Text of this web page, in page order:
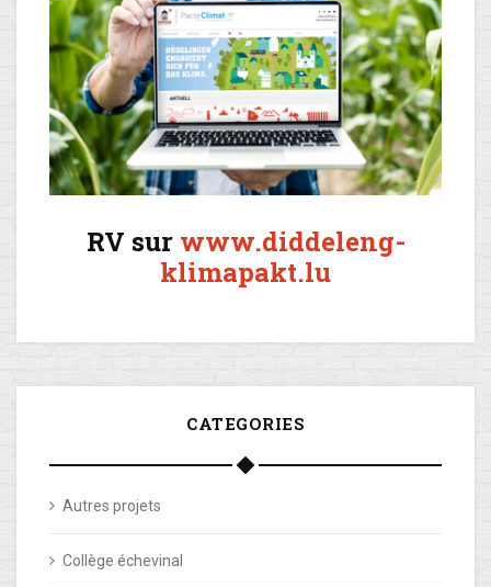
RV sur www.diddeleng-
klimapakt.lu
CATEGORIES
Autres projets
Collège échevinal